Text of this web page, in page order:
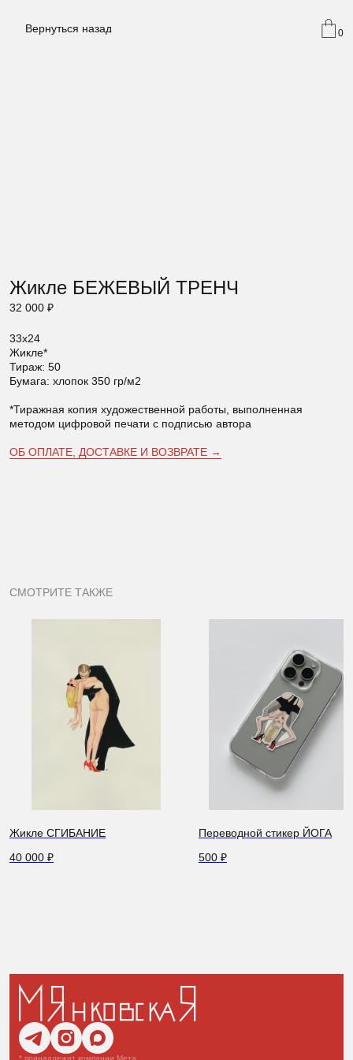
Вернуться назад 0
Жикле БЕЖЕВЫЙ ТРЕНЧ
32 000 ₽
33х24
Жикле*
Тираж: 50
Бумага: хлопок 350 гр/м2
*Тиражная копия художественной работы, выполненная
методом цифровой печати с подписью автора
ОБ ОПЛАТЕ, ДОСТАВКЕ И ВОЗВРАТЕ →
СМОТРИТЕ ТАКЖЕ
Жикле СГИБАНИЕ
40 000 ₽
Переводной стикер ЙОГА
500 ₽
* принадлежит компании Мета,